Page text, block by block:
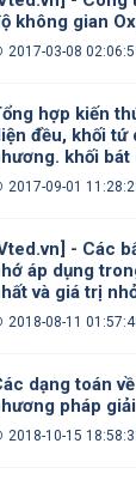
không gian
2017-03-08
hợp kiến
đều, khối tứ
khối bát
khối 20 mặt
2017-09-01
- Các
áp dụng
và giá trị
2018-08-11
dạng toán
pháp giải
2018-10-15